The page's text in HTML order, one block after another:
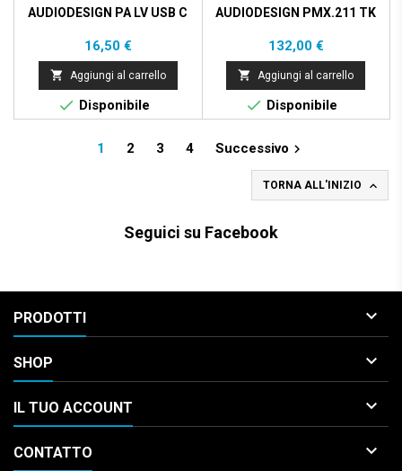
AUDIODESIGN PA LV USB C
Prezzo
16,50 €
 Aggiungi al carrello
 Disponibile
AUDIODESIGN PMX.211 TK
Prezzo
132,00 €
 Aggiungi al carrello
 Disponibile
1 2 3 4 Successivo 
TORNA ALL'INIZIO 
Seguici su Facebook
PRODOTTI 
SHOP 
IL TUO ACCOUNT 
CONTATTO 